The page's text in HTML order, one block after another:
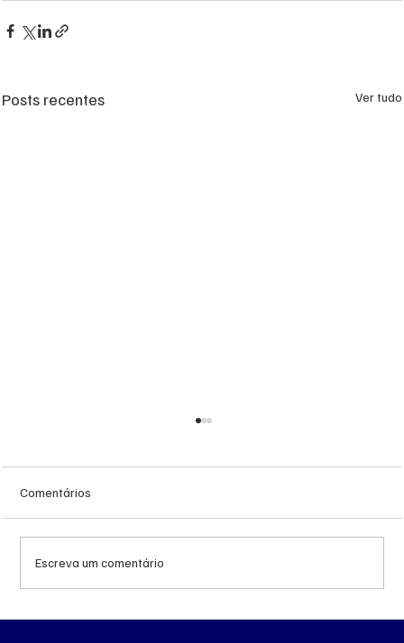
Posts recentes Ver tudo
Comentários
Escreva um comentário